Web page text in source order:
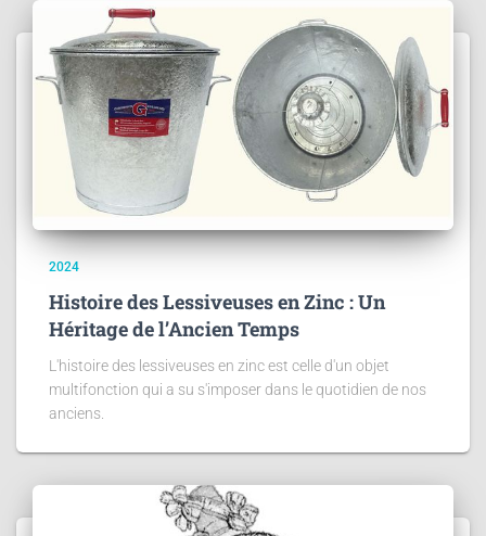
2024
Histoire des Lessiveuses en Zinc : Un
Héritage de l’Ancien Temps
L'histoire des lessiveuses en zinc est celle d'un objet
multifonction qui a su s'imposer dans le quotidien de nos
anciens.